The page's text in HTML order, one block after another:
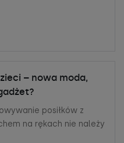
– nowa moda,
posiłków z
na rękach nie należy